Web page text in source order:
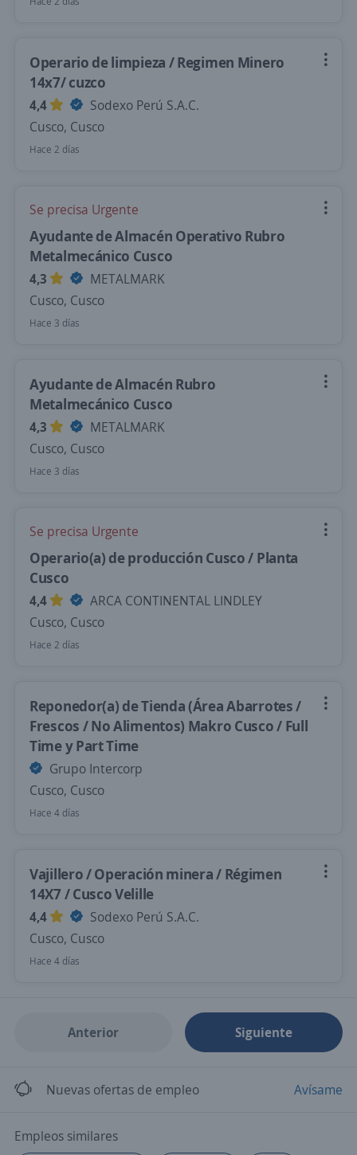
Operario de limpieza / Regimen Minero
14x7/ cuzco
4,4
Sodexo Perú S.A.C.
Cusco, Cusco
Hace 2 días
Se precisa Urgente
Ayudante de Almacén Operativo Rubro
Metalmecánico Cusco
4,3
METALMARK
Cusco, Cusco
Hace 3 días
Ayudante de Almacén Rubro
Metalmecánico Cusco
4,3
METALMARK
Cusco, Cusco
Hace 3 días
Se precisa Urgente
Operario(a) de producción Cusco / Planta
Cusco
4,4
ARCA CONTINENTAL LINDLEY
Cusco, Cusco
Hace 2 días
Reponedor(a) de Tienda (Área Abarrotes /
Frescos / No Alimentos) Makro Cusco / Full
Time y Part Time
Grupo Intercorp
Cusco, Cusco
Hace 4 días
Vajillero / Operación minera / Régimen
14X7 / Cusco Velille
4,4
Sodexo Perú S.A.C.
Cusco, Cusco
Hace 4 días
Anterior Siguiente
Nuevas ofertas de empleo Avísame
Empleos similares